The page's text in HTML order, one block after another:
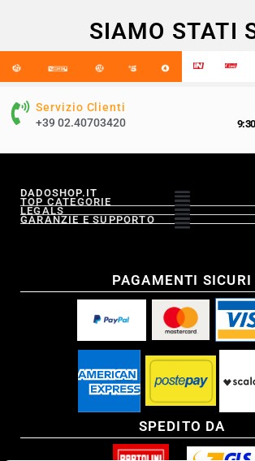
SIAMO STATI
Servizio Clienti
+39 02.40703420
DADOSHOP.IT
TOP CATEGORIE
LEGALS
GARANZIE E SUPPORTO
PAGAMENTI SICURI
SPEDITO DA